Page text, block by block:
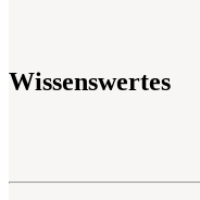
Wissenswertes